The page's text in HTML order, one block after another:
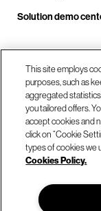
Solution demo
Call
This site employs
purposes, such as
aggregated
you tailored offers.
accept cookies and
click on “Cookie
types of cookies we
Cookies Policy.